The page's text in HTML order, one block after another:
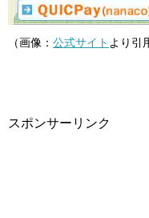
（画像： 公式サイト より引
スポンサーリンク